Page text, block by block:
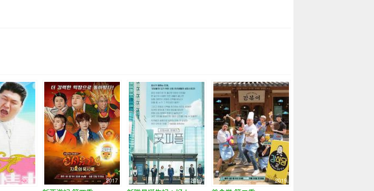
2004 2017 2019 2019